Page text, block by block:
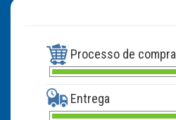
Processo de compra
Entrega